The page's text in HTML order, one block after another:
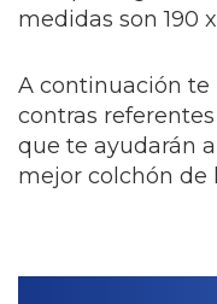
medidas son 190 x
A continuación te
contras
que te ayudarán
mejor colchón de